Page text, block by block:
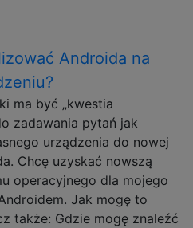
Androida na
ma być „kwestia
zadawania pytań jak
urządzenia do nowej
Chcę uzyskać nowszą
operacyjnego dla mojego
Jak mogę to
także: Gdzie mogę znaleźć